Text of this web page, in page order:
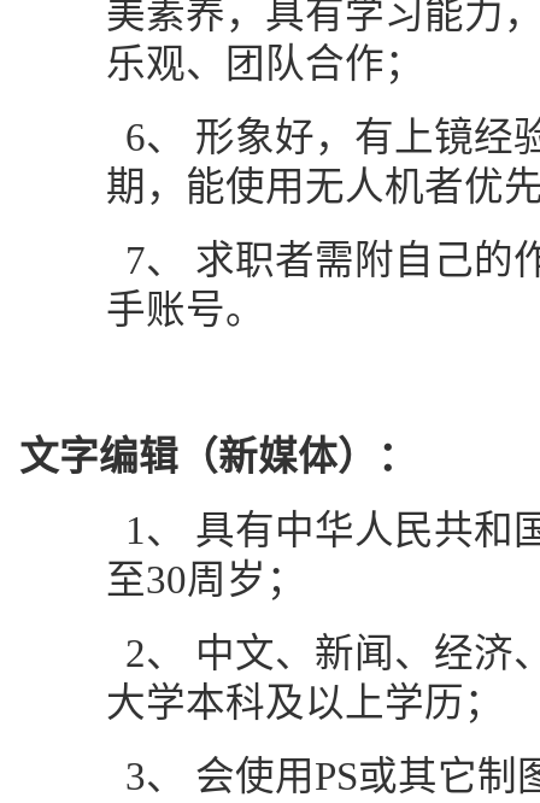
美素养，具有学习能力
乐观、团队合作；
6、 形象好，有上镜经
期，能使用无人机者优
7、 求职者需附自己的
手账号。
文字编辑（新媒体）：
1、 具有中华人民共和
至30周岁；
2、 中文、新闻、经济
大学本科及以上学历；
3、 会使用PS或其它制